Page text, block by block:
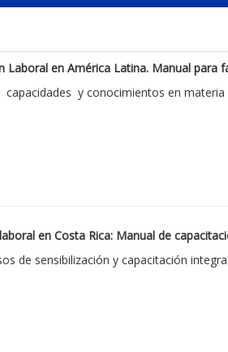
en América Latina. Manual para
y conocimientos en
en Costa Rica: Manual de
de sensibilización y capacitación